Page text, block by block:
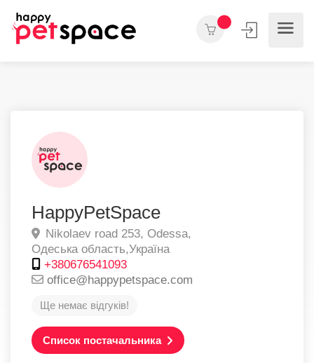
HappyPetSpace
Nikolaev road 253, Odessa,
Одеська область,Україна
+380676541093
office@happypetspace.com
Ще немає відгуків!
Список постачальника